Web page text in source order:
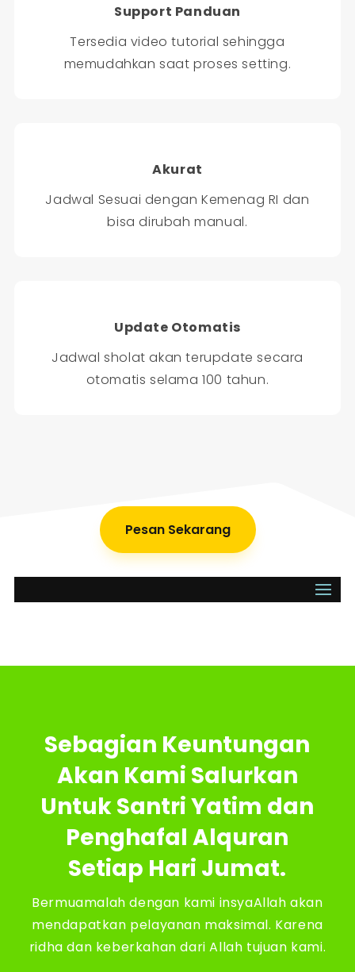
Support Panduan
Tersedia video tutorial sehingga
memudahkan saat proses setting.
Akurat
Jadwal Sesuai dengan Kemenag RI dan
bisa dirubah manual.
Update Otomatis
Jadwal sholat akan terupdate secara
otomatis selama 100 tahun.
Pesan Sekarang
Sebagian Keuntungan
Akan Kami Salurkan
Untuk Santri Yatim dan
Penghafal Alquran
Setiap Hari Jumat.
Bermuamalah dengan kami insyaAllah akan
mendapatkan pelayanan maksimal. Karena
ridha dan keberkahan dari Allah tujuan kami.